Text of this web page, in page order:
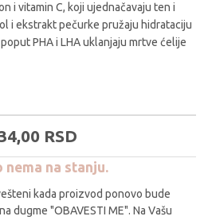
i vitamin C, koji ujednačavaju ten i
i ekstrakt pečurke pružaju hidrataciju
PHA i LHA uklanjaju mrtve ćelije
00 RSD
nema na stanju.
kada proizvod ponovo bude
dugme "OBAVESTI ME". Na Vašu